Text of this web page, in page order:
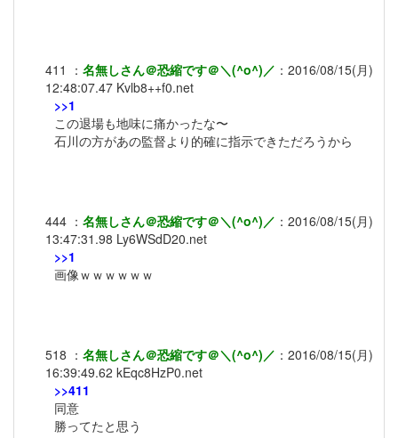
411 ： 名無しさん＠恐縮です＠＼(^o^)／ ： 2016/08/15(月)
12:48:07.47 Kvlb8++f0.net
>>1
この退場も地味に痛かったな〜
石川の方があの監督より的確に指示できただろうから
444 ： 名無しさん＠恐縮です＠＼(^o^)／ ： 2016/08/15(月)
13:47:31.98 Ly6WSdD20.net
>>1
画像ｗｗｗｗｗｗ
518 ： 名無しさん＠恐縮です＠＼(^o^)／ ： 2016/08/15(月)
16:39:49.62 kEqc8HzP0.net
>>411
同意
勝ってたと思う